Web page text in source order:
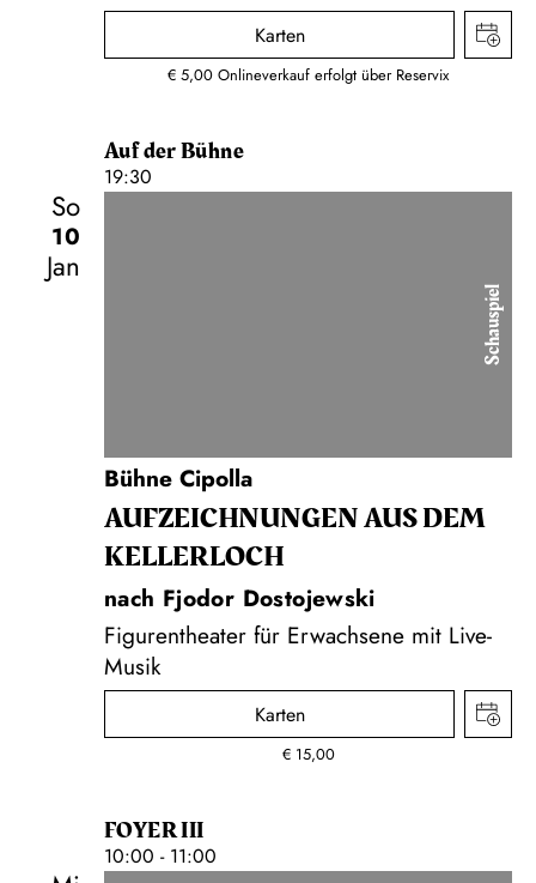
Karten
€ 5,00 Onlineverkauf erfolgt über Reservix
Auf der Bühne
19:30
So
10
Jan
Schauspiel
Bühne Cipolla
AUF­ZEICH­NUNGEN AUS DEM
KELLER­LOCH
nach Fjodor Dostojewski
Figurentheater für Erwachsene mit Live-
Musik
Karten
€ 15,00
FOYER III
10:00 - 11:00